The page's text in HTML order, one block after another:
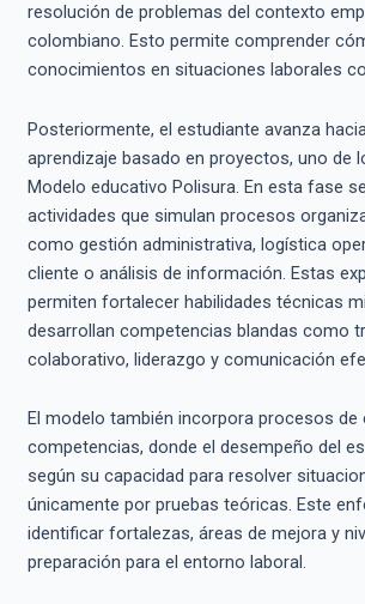
resolución de problemas del contexto
colombiano. Esto permite comprender
conocimientos en situaciones laborales
Posteriormente, el estudiante avanza
aprendizaje basado en proyectos, uno de
Modelo educativo Polisura. En esta fase
actividades que simulan procesos
como gestión administrativa, logística
cliente o análisis de información. Estas
permiten fortalecer habilidades técnicas
desarrollan competencias blandas como
colaborativo, liderazgo y comunicación
El modelo también incorpora procesos de
competencias, donde el desempeño del
según su capacidad para resolver
únicamente por pruebas teóricas. Este
identificar fortalezas, áreas de mejora y
preparación para el entorno laboral.